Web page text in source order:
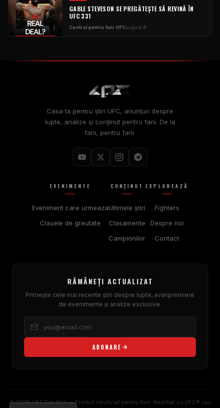
GABLE STEVESON SE PREGĂTEȘTE SĂ REVINĂ ÎN
UFC 331
Centrul pentru fani UFCaugust 6
Casa ta pentru știri UFC, anunțuri despre
lupte, analize și conținut pentru fani. De la
fani, pentru fani.
EVENIMENTE
Eveniment care urmeaza
Clasele de greutate
CONŢINUT
Ultimele ştiri
Clasamente
Campionilor
EXPLOREAZĂ
Fighters
Despre noi
Contact
RĂMÂNEȚI ACTUALIZAT
Primește cele mai recente știri despre lupte, avanpremiere
de evenimente și analize exclusive.
ABONARE
© 2026 UFC Fan Hub — Proiect neoficial pentru fani. Neafiliat cu UFC® sau